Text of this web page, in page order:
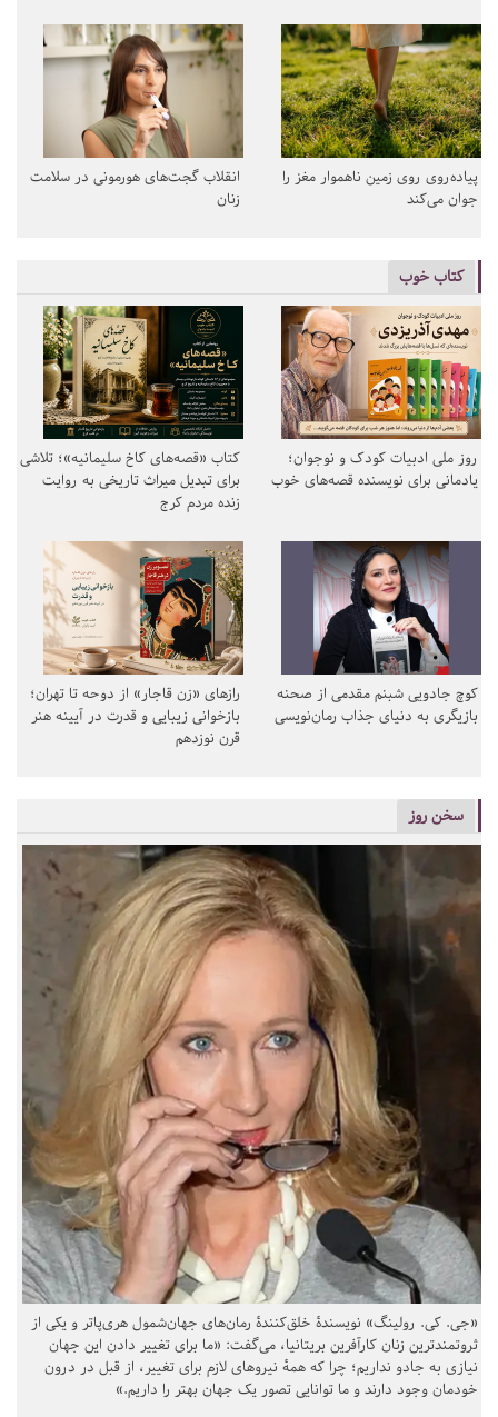
پیاده‌روی روی زمین ناهموار مغز را
جوان می‌کند
انقلاب گجت‌های هورمونی در سلامت
زنان
کتاب خوب
روز ملی ادبیات کودک و نوجوان؛
یادمانی برای نویسنده قصه‌های خوب
کتاب «قصه‌های کاخ سلیمانیه»؛ تلاشی
برای تبدیل میراث تاریخی به روایت
زنده مردم کرج
کوچ جادویی شبنم مقدمی از صحنه
بازیگری به دنیای جذاب رمان‌نویسی
رازهای «زن قاجار» از دوحه تا تهران؛
بازخوانی زیبایی و قدرت در آیینه هنر
قرن نوزدهم
سخن روز
«جی. کی. رولینگ» نویسندهٔ خلق‌کنندهٔ رمان‌های جهان‌شمول هری‌پاتر و یکی از
ثروتمندترین زنان کارآفرین بریتانیا، می‌گفت: «ما برای تغییر دادن این جهان
نیازی به جادو نداریم؛ چرا که همهٔ نیروهای لازم برای تغییر، از قبل در درون
خودمان وجود دارند و ما توانایی تصور یک جهان بهتر را داریم.»